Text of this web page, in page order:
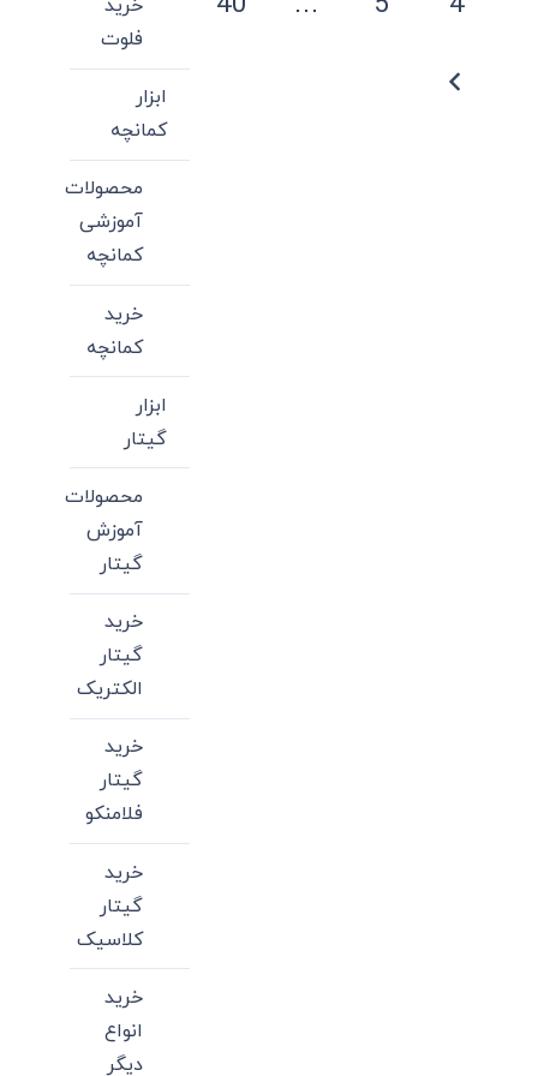
خرید
فلوت
ابزار
کمانچه
محصولات
آموزشی
کمانچه
خرید
کمانچه
ابزار
گیتار
محصولات
آموزش
گیتار
خرید
گیتار
الکتریک
خرید
گیتار
فلامنکو
خرید
گیتار
کلاسیک
خرید
انواع
دیگر